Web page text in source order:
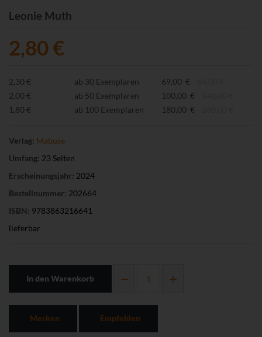
Leonie Muth
2,80 €
2,30 € ab 30 Exemplaren 69,00 €
2,00 €
ab 50 Exemplaren 100,00 €
1,80 €
ab 100 Exemplaren 180,00 €
Verlag: Mabuse
Umfang: 23 Seiten
Erscheinungsjahr: 2024
Bestellnummer: 202664
ISBN: 9783863216641
lieferbar
In den Warenkorb
Merken Empfehlen